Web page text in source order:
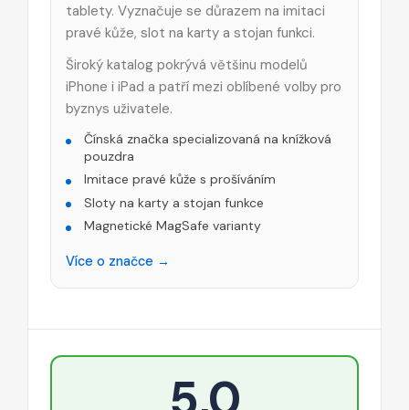
tablety. Vyznačuje se důrazem na imitaci
pravé kůže, slot na karty a stojan funkci.
Široký katalog pokrývá většinu modelů
iPhone i iPad a patří mezi oblíbené volby pro
byznys uživatele.
Čínská značka specializovaná na knížková
pouzdra
Imitace pravé kůže s prošíváním
Sloty na karty a stojan funkce
Magnetické MagSafe varianty
Více o značce →